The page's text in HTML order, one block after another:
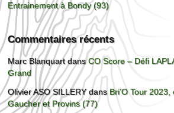
Entrainement à Bondy (93)
Commentaires récents
Marc BlanquartdansCO Score – Défi
Grand
Olivier ASO SILLERYdans Bri’O Tour
Gaucher et Provins (77)